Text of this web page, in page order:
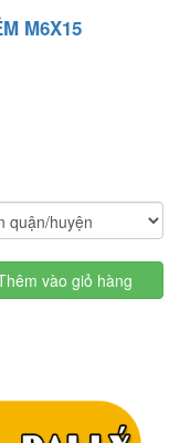
M6X15
vào giỏ hàng